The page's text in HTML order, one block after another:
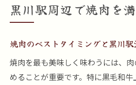
黒川駅周辺で焼肉を
焼肉のベストタイミングと黒川
焼肉を最も美味しく味わうには、
めることが重要です。特に黒毛和